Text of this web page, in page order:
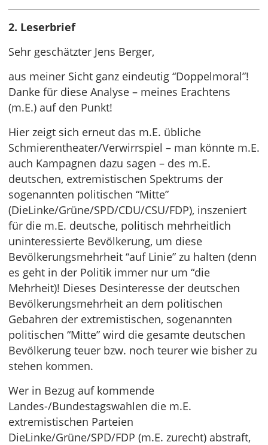
2. Leserbrief
Sehr geschätzter Jens Berger,
aus meiner Sicht ganz eindeutig “Doppelmoral”!
Danke für diese Analyse – meines Erachtens
(m.E.) auf den Punkt!
Hier zeigt sich erneut das m.E. übliche
Schmierentheater/Verwirrspiel – man könnte m.E.
auch Kampagnen dazu sagen – des m.E.
deutschen, extremistischen Spektrums der
sogenannten politischen “Mitte”
(DieLinke/Grüne/SPD/CDU/CSU/FDP), inszeniert
für die m.E. deutsche, politisch mehrheitlich
uninteressierte Bevölkerung, um diese
Bevölkerungsmehrheit “auf Linie” zu halten (denn
es geht in der Politik immer nur um “die
Mehrheit)! Dieses Desinteresse der deutschen
Bevölkerungsmehrheit an dem politischen
Gebahren der extremistischen, sogenannten
politischen “Mitte” wird die gesamte deutschen
Bevölkerung teuer bzw. noch teurer wie bisher zu
stehen kommen.
Wer in Bezug auf kommende
Landes-/Bundestagswahlen die m.E.
extremistischen Parteien
DieLinke/Grüne/SPD/FDP (m.E. zurecht) abstraft,